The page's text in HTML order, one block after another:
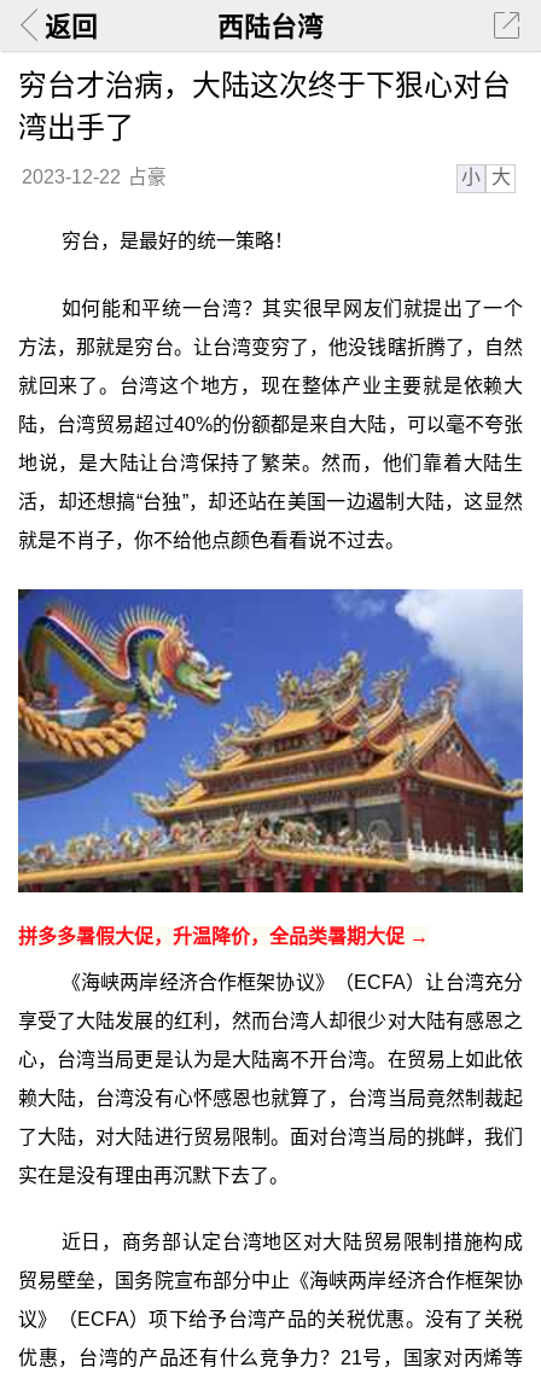
返回 西陆台湾
穷台才治病，大陆这次终于下狠心对台
湾出手了
2023-12-22 占豪 小 大
穷台，是最好的统一策略！
如何能和平统一台湾？其实很早网友们就提出了一个
方法，那就是穷台。让台湾变穷了，他没钱瞎折腾了，自然
就回来了。台湾这个地方，现在整体产业主要就是依赖大
陆，台湾贸易超过40%的份额都是来自大陆，可以毫不夸张
地说，是大陆让台湾保持了繁荣。然而，他们靠着大陆生
活，却还想搞“台独”，却还站在美国一边遏制大陆，这显然
就是不肖子，你不给他点颜色看看说不过去。
拼多多暑假大促，升温降价，全品类暑期大促 →
《海峡两岸经济合作框架协议》（ECFA）让台湾充分
享受了大陆发展的红利，然而台湾人却很少对大陆有感恩之
心，台湾当局更是认为是大陆离不开台湾。在贸易上如此依
赖大陆，台湾没有心怀感恩也就算了，台湾当局竟然制裁起
了大陆，对大陆进行贸易限制。面对台湾当局的挑衅，我们
实在是没有理由再沉默下去了。
近日，商务部认定台湾地区对大陆贸易限制措施构成
贸易壁垒，国务院宣布部分中止《海峡两岸经济合作框架协
议》（ECFA）项下给予台湾产品的关税优惠。没有了关税
优惠，台湾的产品还有什么竞争力？21号，国家对丙烯等